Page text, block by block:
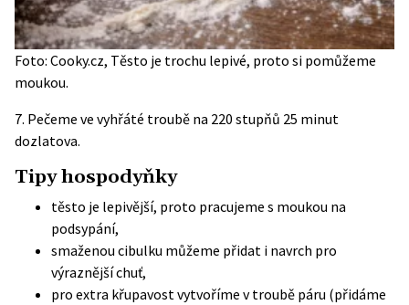
Foto: Cooky.cz, Těsto je trochu lepivé, proto si pomůžeme
moukou.
7. Pečeme ve vyhřáté troubě na 220 stupňů 25 minut
dozlatova.
Tipy hospodyňky
těsto je lepivější, proto pracujeme s moukou na
podsypání,
smaženou cibulku můžeme přidat i navrch pro
výraznější chuť,
pro extra křupavost vytvoříme v troubě páru (přidáme